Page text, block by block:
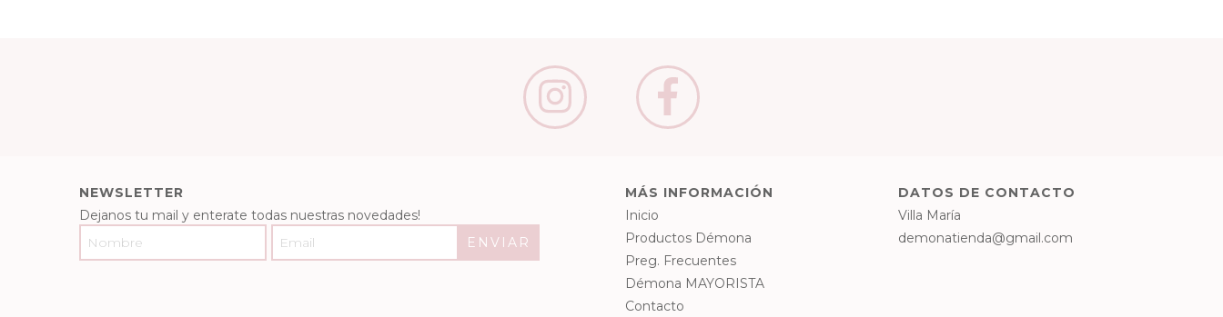
NEWSLETTER
Dejanos tu mail y enterate todas nuestras novedades!
MÁS INFORMACIÓN
Inicio
Productos Démona
Preg. Frecuentes
Démona MAYORISTA
Contacto
DATOS DE CONTACTO
Villa María
demonatienda@gmail.com